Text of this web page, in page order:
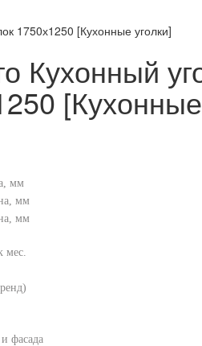
1750х1250 [Кухонные уголки]
Кухонный
мм
мм
мм
мес.
фасада